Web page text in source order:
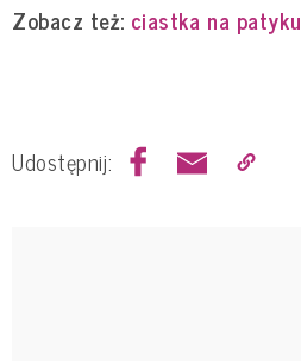
Zobacz też: ciastka na patyku
Udostępnij: